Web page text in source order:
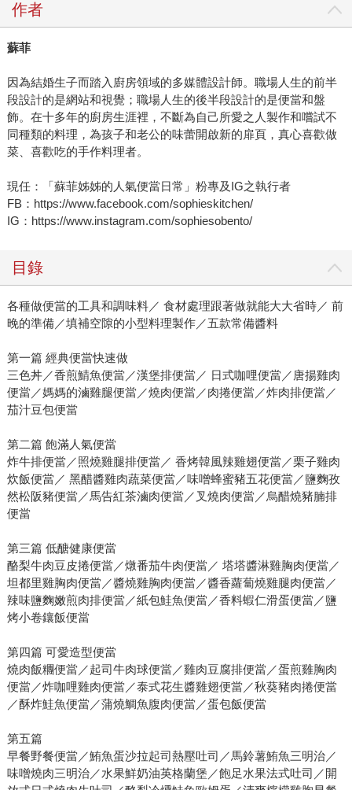
作者
蘇菲
因為結婚生子而踏入廚房領域的多媒體設計師。職場人生的前半
段設計的是網站和視覺；職場人生的後半段設計的是便當和盤
飾。在十多年的廚房生涯裡，不斷為自己所愛之人製作和嚐試不
同種類的料理，為孩子和老公的味蕾開啟新的扉頁，真心喜歡做
菜、喜歡吃的手作料理者。
現任：「蘇菲姊姊的人氣便當日常」粉專及IG之執行者
FB：https://www.facebook.com/sophieskitchen/
IG：https://www.instagram.com/sophiesobento/
目錄
各種做便當的工具和調味料／ 食材處理跟著做就能大大省時／ 前
晚的準備／填補空隙的小型料理製作／五款常備醬料
第一篇 經典便當快速做
三色丼／香煎鯖魚便當／漢堡排便當／ 日式咖哩便當／唐揚雞肉
便當／媽媽的滷雞腿便當／燒肉便當／肉捲便當／炸肉排便當／
茄汁豆包便當
第二篇 飽滿人氣便當
炸牛排便當／照燒雞腿排便當／ 香烤韓風辣雞翅便當／栗子雞肉
炊飯便當／ 黑醋醬雞肉蔬菜便當／味噌蜂蜜豬五花便當／鹽麴孜
然松阪豬便當／馬告紅茶滷肉便當／叉燒肉便當／烏醋燒豬腩排
便當
第三篇 低醣健康便當
酪梨牛肉豆皮捲便當／燉番茄牛肉便當／ 塔塔醬淋雞胸肉便當／
坦都里雞胸肉便當／醬燒雞胸肉便當／醬香蘿蔔燒雞腿肉便當／
辣味鹽麴嫩煎肉排便當／紙包鮭魚便當／香料蝦仁滑蛋便當／鹽
烤小卷鑲飯便當
第四篇 可愛造型便當
燒肉飯糰便當／起司牛肉球便當／雞肉豆腐排便當／蛋煎雞胸肉
便當／炸咖哩雞肉便當／泰式花生醬雞翅便當／秋葵豬肉捲便當
／酥炸鮭魚便當／蒲燒鯛魚腹肉便當／蛋包飯便當
第五篇
早餐野餐便當／鮪魚蛋沙拉起司熱壓吐司／馬鈴薯鮪魚三明治／
味噌燒肉三明治／水果鮮奶油英格蘭堡／飽足水果法式吐司／開